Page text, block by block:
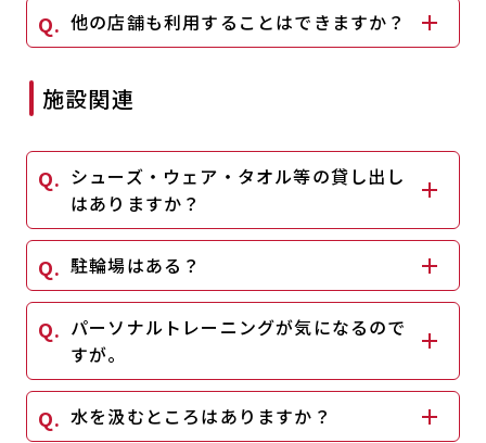
他の店舗も利用することはできますか？
施設関連
シューズ・ウェア・タオル等の貸し出し
はありますか？
駐輪場はある？
パーソナルトレーニングが気になるので
すが。
水を汲むところはありますか？